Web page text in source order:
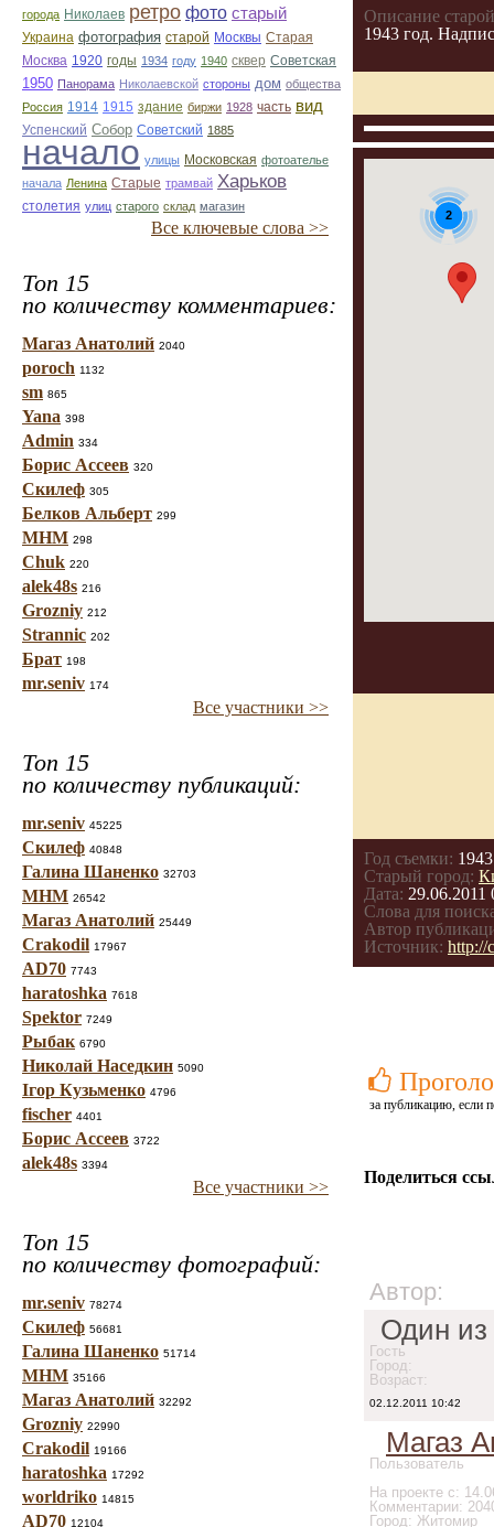
города Николаев ретро фото старый
Украина фотография старой Москвы Старая
Москва 1920 годы 1934 году 1940 сквер Советская
1950 Панорама Николаевской стороны дом общества
Россия 1914 1915 здание биржи 1928 часть вид
Успенский Собор Советский 1885
начало улицы Московская фотоателье
начала Ленина Старые трамвай Харьков
столетия улиц старого склад магазин
Все ключевые слова >>
Топ 15
по количеству комментариев:
Магаз Анатолий 2040
poroch 1132
sm 865
Yana 398
Admin 334
Борис Ассеев 320
Скилеф 305
Белков Альберт 299
МНМ 298
Chuk 220
alek48s 216
Grozniy 212
Strannic 202
Брат 198
mr.seniv 174
Все участники >>
Топ 15
по количеству публикаций:
mr.seniv 45225
Скилеф 40848
Галина Шаненко 32703
МНМ 26542
Магаз Анатолий 25449
Crakodil 17967
AD70 7743
haratoshka 7618
Spektor 7249
Рыбак 6790
Николай Наседкин 5090
Ігор Кузьменко 4796
fischer 4401
Борис Ассеев 3722
alek48s 3394
Все участники >>
Топ 15
по количеству фотографий:
mr.seniv 78274
Скилеф 56681
Галина Шаненко 51714
МНМ 35166
Магаз Анатолий 32292
Grozniy 22990
Crakodil 19166
haratoshka 17292
worldriko 14815
AD70 12104
Описание
1943 год.
2
Год съемки: 1943
Старый город:
Дата: 29.06.2011
Слова для
Автор
Источник: http://
за публикацию, если
Поделиться
Автор:
Один из
Гость
Город:
Возраст:
02.12.2011 10:42
Магаз
Пользователь
На проекте с:
Комментарии:
Город: Житомир